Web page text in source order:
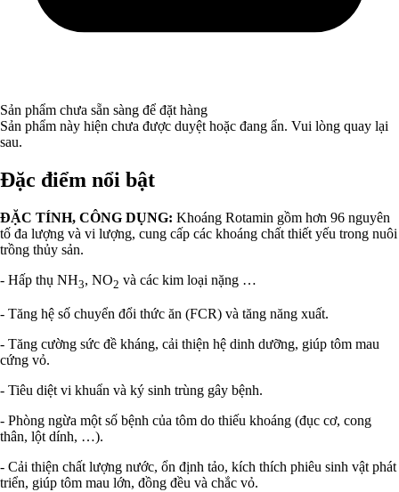
Sản phẩm chưa sẵn sàng để đặt hàng
Sản phẩm này hiện chưa được duyệt hoặc đang ẩn. Vui lòng quay lại
sau.
Đặc điểm nổi bật
ĐẶC TÍNH, CÔNG DỤNG: Khoáng Rotamin gồm hơn 96 nguyên
tố đa lượng và vi lượng, cung cấp các khoáng chất thiết yếu trong nuôi
trồng thủy sản.
- Hấp thụ NH3, NO2 và các kim loại nặng …
- Tăng hệ số chuyển đổi thức ăn (FCR) và tăng năng xuất.
- Tăng cường sức đề kháng, cải thiện hệ dinh dưỡng, giúp tôm mau
cứng vỏ.
- Tiêu diệt vi khuẩn và ký sinh trùng gây bệnh.
- Phòng ngừa một số bệnh của tôm do thiếu khoáng (đục cơ, cong
thân, lột dính, …).
- Cải thiện chất lượng nước, ổn định tảo, kích thích phiêu sinh vật phát
triển, giúp tôm mau lớn, đồng đều và chắc vỏ.